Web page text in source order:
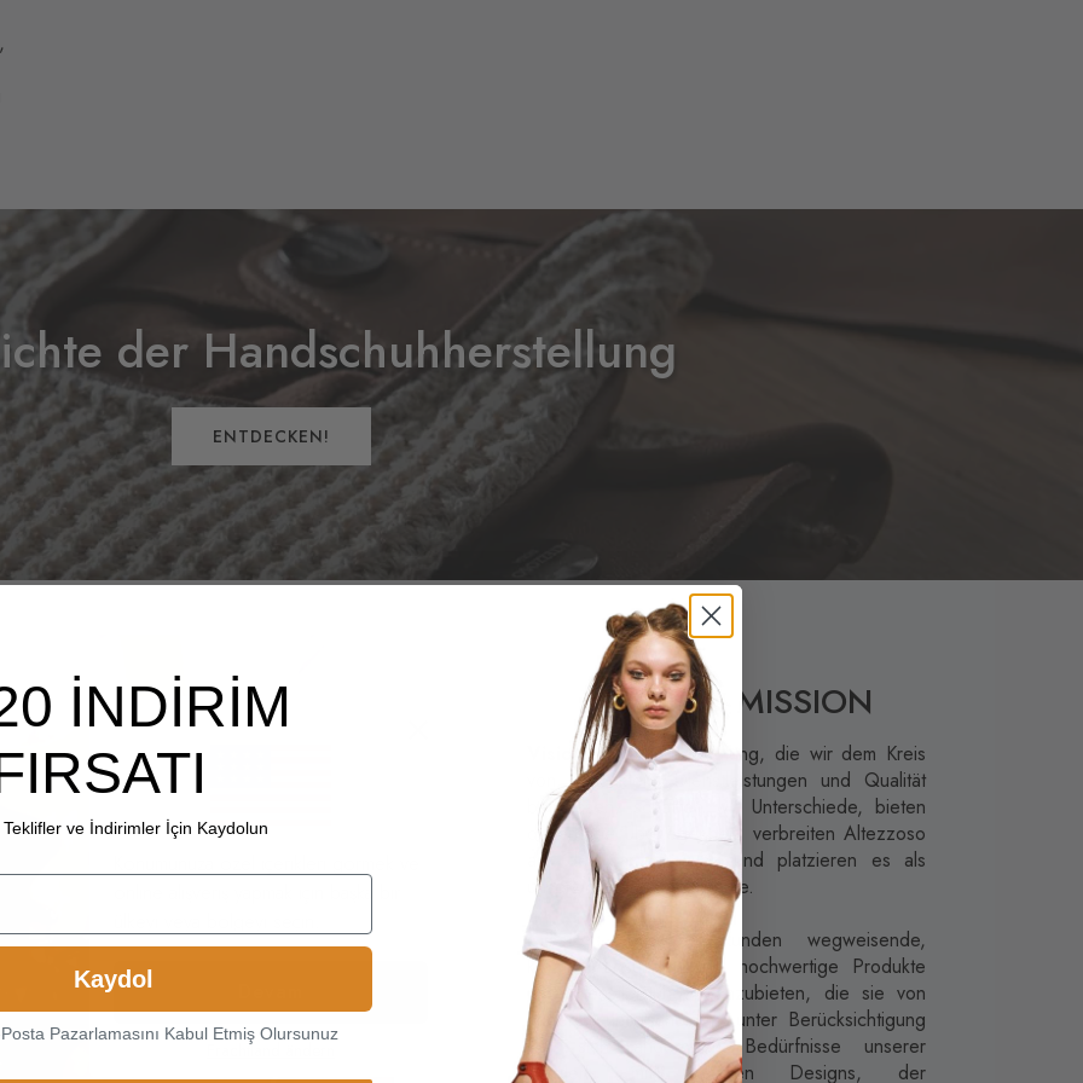
der Handschuhherstellung
ENTDECKEN!
VISION & MISSION
Vision:Mit der Bedeutung, die wir dem Kreis
von Produkten, Dienstleistungen und Qualität
beimessen, schaffen wir Unterschiede, bieten
dauerhafte Überlegenheit, verbreiten Altezzoso
auf der ganzen Welt und platzieren es als
unverzichtbare Modemarke.
Mission:Unseren Kunden wegweisende,
kreative Lösungen und hochwertige Produkte
und Dienstleistungen anzubieten, die sie von
anderen unterscheiden, unter Berücksichtigung
der sich ändernden Bedürfnisse unserer
Kunden, mit unseren Designs, der
Frachtland ändern
İNDİRİM
ve İndirimler İçin Kaydolun
Kaydol
Pazarlamasını Kabul Etmiş Olursunuz